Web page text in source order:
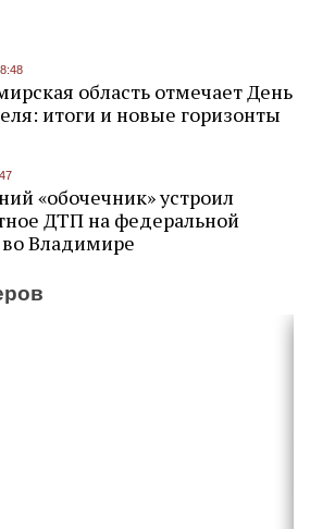
область отмечает День
итоги и новые горизонты
«обочечник» устроил
ДТП на федеральной
во Владимире